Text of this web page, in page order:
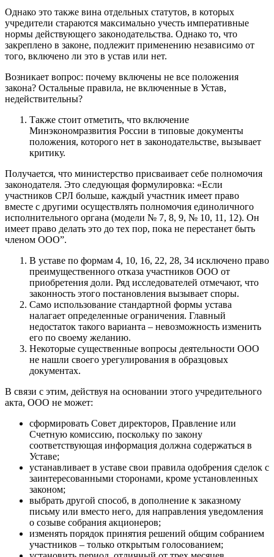
Однако это также вина отдельных статутов, в которых
учредители стараются максимально учесть императивные
нормы действующего законодательства. Однако то, что
закреплено в законе, подлежит применению независимо от
того, включено ли это в устав или нет.
Возникает вопрос: почему включены не все положения
закона? Остальные правила, не включенные в Устав,
недействительны?
Также стоит отметить, что включение
Минэкономразвития России в типовые документы
положения, которого нет в законодательстве, вызывает
критику.
Получается, что министерство присваивает себе полномочия
законодателя. Это следующая формулировка: «Если
участников СРЛ больше, каждый участник имеет право
вместе с другими осуществлять полномочия единоличного
исполнительного органа (модели № 7, 8, 9, № 10, 11, 12). Он
имеет право делать это до тех пор, пока не перестанет быть
членом ООО”.
В уставе по формам 4, 10, 16, 22, 28, 34 исключено право
преимущественного отказа участников ООО от
приобретения доли. Ряд исследователей отмечают, что
законность этого постановления вызывает споры.
Само использование стандартной формы устава
налагает определенные ограничения. Главный
недостаток такого варианта – невозможность изменить
его по своему желанию.
Некоторые существенные вопросы деятельности ООО
не нашли своего урегулирования в образцовых
документах.
В связи с этим, действуя на основании этого учредительного
акта, ООО не может:
сформировать Совет директоров, Правление или
Счетную комиссию, поскольку по закону
соответствующая информация должна содержаться в
Уставе;
устанавливает в уставе свои правила одобрения сделок с
заинтересованными сторонами, кроме установленных
законом;
выбрать другой способ, в дополнение к заказному
письму или вместо него, для направления уведомления
о созыве собрания акционеров;
изменять порядок принятия решений общим собранием
участников – только открытым голосованием;